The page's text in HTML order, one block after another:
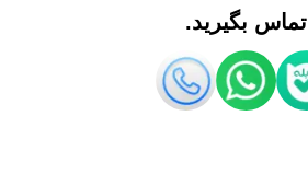
تماس بگیرید.